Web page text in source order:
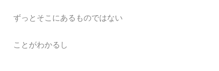
ずっとそこにあるものではない
ことがわかるし